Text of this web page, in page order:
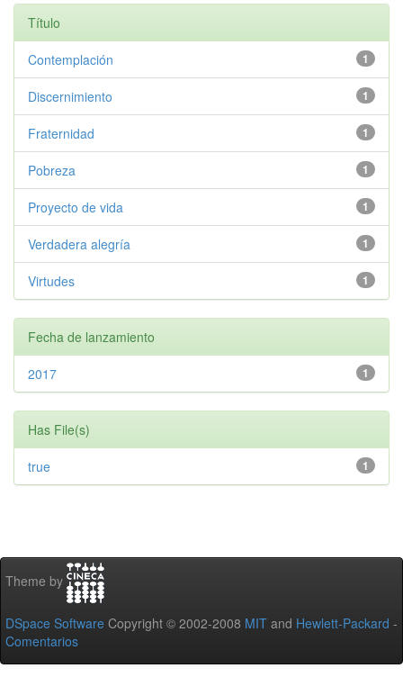
Título
1
Contemplación
1
Discernimiento
1
Fraternidad
1
Pobreza
1
Proyecto de vida
1
Verdadera alegría
1
Virtudes
Fecha de lanzamiento
1
2017
Has File(s)
1
true
Theme by
DSpace Software Copyright © 2002-2008 MIT and Hewlett-Packard -
Comentarios